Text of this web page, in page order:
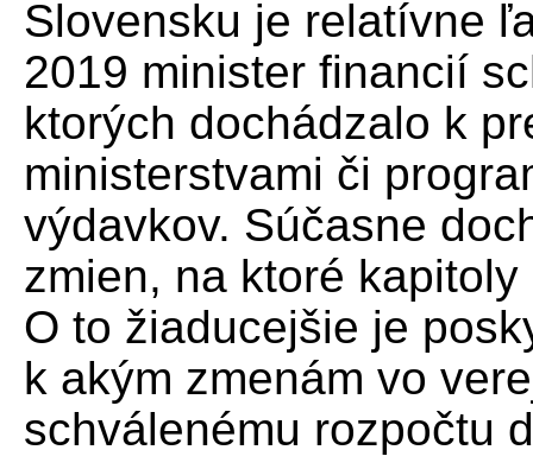
Slovensku je relatívne
2019 minister financií
ktorých dochádzalo k
ministerstvami či
výdavkov. Súčasne
zmien, na ktoré
O to žiaducejšie je
k akým zmenám vo
schválenému rozpočtu